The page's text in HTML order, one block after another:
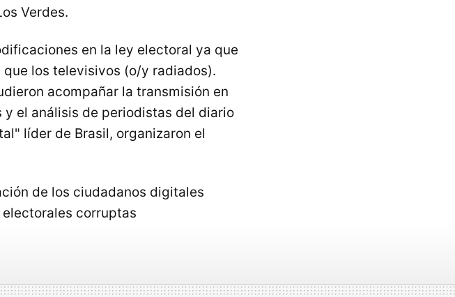
Verdes.
en la ley electoral ya que
los televisivos (o/y radiados).
acompañar la transmisión en
y el análisis de periodistas del diario
líder de Brasil, organizaron el
de los ciudadanos digitales
corruptas